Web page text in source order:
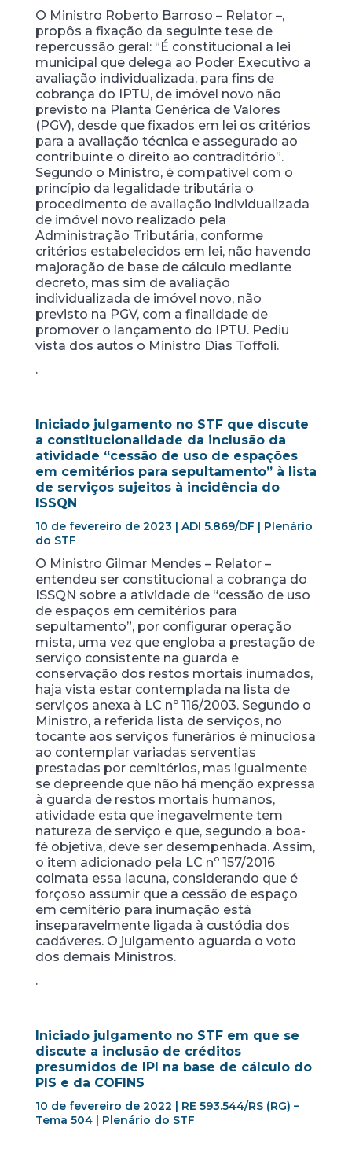
O Ministro Roberto Barroso – Relator –,
propôs a fixação da seguinte tese de
repercussão geral: “É constitucional a lei
municipal que delega ao Poder Executivo a
avaliação individualizada, para fins de
cobrança do IPTU, de imóvel novo não
previsto na Planta Genérica de Valores
(PGV), desde que fixados em lei os critérios
para a avaliação técnica e assegurado ao
contribuinte o direito ao contraditório”.
Segundo o Ministro, é compatível com o
princípio da legalidade tributária o
procedimento de avaliação individualizada
de imóvel novo realizado pela
Administração Tributária, conforme
critérios estabelecidos em lei, não havendo
majoração de base de cálculo mediante
decreto, mas sim de avaliação
individualizada de imóvel novo, não
previsto na PGV, com a finalidade de
promover o lançamento do IPTU. Pediu
vista dos autos o Ministro Dias Toffoli.
.
Iniciado julgamento no STF que discute
a constitucionalidade da inclusão da
atividade “cessão de uso de espações
em cemitérios para sepultamento” à lista
de serviços sujeitos à incidência do
ISSQN
10 de fevereiro de 2023 | ADI 5.869/DF | Plenário
do STF
O Ministro Gilmar Mendes – Relator –
entendeu ser constitucional a cobrança do
ISSQN sobre a atividade de “cessão de uso
de espaços em cemitérios para
sepultamento”, por configurar operação
mista, uma vez que engloba a prestação de
serviço consistente na guarda e
conservação dos restos mortais inumados,
haja vista estar contemplada na lista de
serviços anexa à LC nº 116/2003. Segundo o
Ministro, a referida lista de serviços, no
tocante aos serviços funerários é minuciosa
ao contemplar variadas serventias
prestadas por cemitérios, mas igualmente
se depreende que não há menção expressa
à guarda de restos mortais humanos,
atividade esta que inegavelmente tem
natureza de serviço e que, segundo a boa-
fé objetiva, deve ser desempenhada. Assim,
o item adicionado pela LC nº 157/2016
colmata essa lacuna, considerando que é
forçoso assumir que a cessão de espaço
em cemitério para inumação está
inseparavelmente ligada à custódia dos
cadáveres. O julgamento aguarda o voto
dos demais Ministros.
.
Iniciado julgamento no STF em que se
discute a inclusão de créditos
presumidos de IPI na base de cálculo do
PIS e da COFINS
10 de fevereiro de 2022 | RE 593.544/RS (RG) –
Tema 504 | Plenário do STF